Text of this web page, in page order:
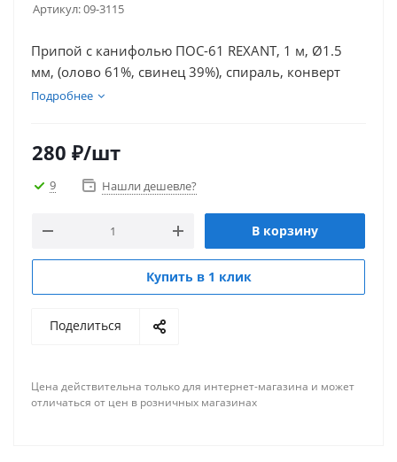
Артикул:09-3115
Припой с канифолью ПОС-61 REXANT, 1 м, Ø1.5
мм, (олово 61%, свинец 39%), спираль, конверт
Подробнее
280 ₽/шт
9 Нашли дешевле?
В корзину
Купить в 1 клик
Поделиться
Цена действительна только для интернет-магазина и может
отличаться от цен в розничных магазинах